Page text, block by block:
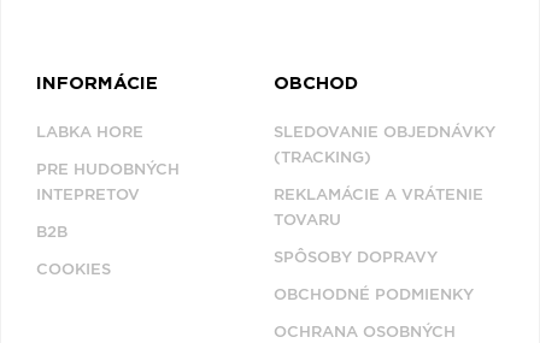
INFORMÁCIE
LABKA HORE
PRE HUDOBNÝCH
INTEPRETOV
B2B
COOKIES
OBCHOD
SLEDOVANIE OBJEDNÁVKY
(TRACKING)
REKLAMÁCIE A VRÁTENIE
TOVARU
SPÔSOBY DOPRAVY
OBCHODNÉ PODMIENKY
OCHRANA OSOBNÝCH